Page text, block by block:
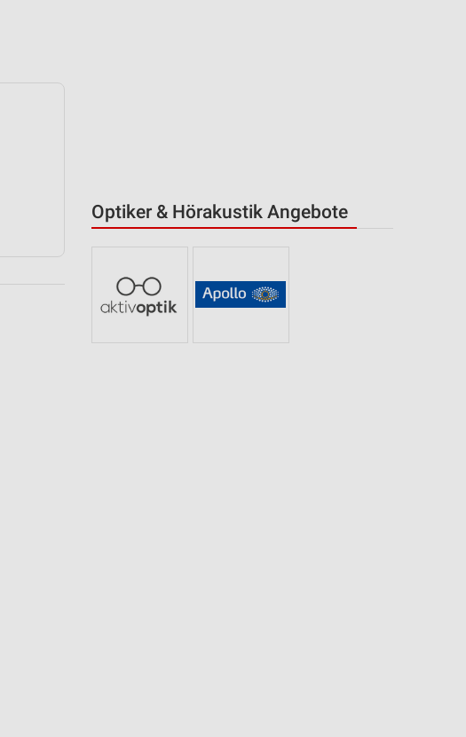
Optiker & Hörakustik Angebote